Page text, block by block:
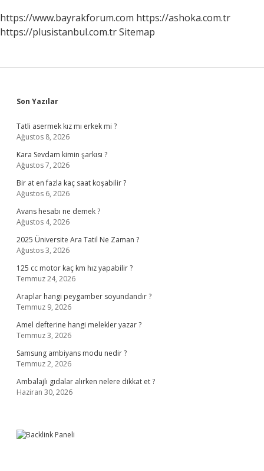
https://www.bayrakforum.com https://ashoka.com.tr
https://plusistanbul.com.trSitemap
Sidebar
Son Yazılar
Tatli asermek kız mı erkek mi ?
Ağustos 8, 2026
Kara Sevdam kimin şarkısı ?
Ağustos 7, 2026
Bir at en fazla kaç saat koşabilir ?
Ağustos 6, 2026
Avans hesabı ne demek ?
Ağustos 4, 2026
2025 Üniversite Ara Tatil Ne Zaman ?
Ağustos 3, 2026
125 cc motor kaç km hız yapabilir ?
Temmuz 24, 2026
Araplar hangi peygamber soyundandır ?
Temmuz 9, 2026
Amel defterine hangi melekler yazar ?
Temmuz 3, 2026
Samsung ambiyans modu nedir ?
Temmuz 2, 2026
Ambalajlı gıdalar alırken nelere dikkat et ?
Haziran 30, 2026